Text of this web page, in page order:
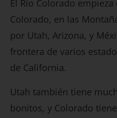
El Río Colorado
Colorado, en las
por Utah, Arizona, y
frontera de varios
de California.
Utah también tiene
bonitos, y Colorado